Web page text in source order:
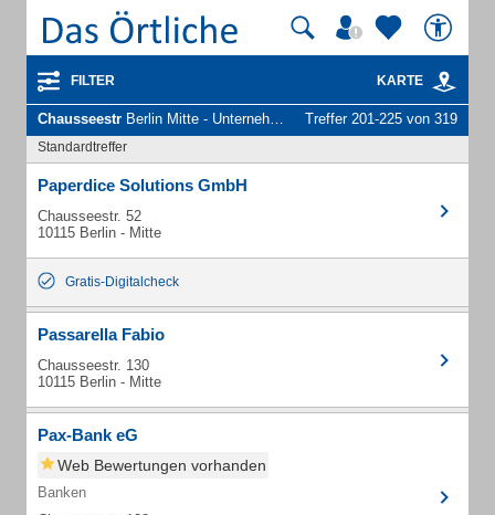
FILTER KARTE
Chausseestr Berlin Mitte - Unternehmen und Personen Treffer 201-225 von 319
Standardtreffer
Paperdice Solutions GmbH
Chausseestr. 52
10115 Berlin - Mitte
Gratis-Digitalcheck
Passarella Fabio
Chausseestr. 130
10115 Berlin - Mitte
Pax-Bank eG
Web Bewertungen vorhanden
Banken